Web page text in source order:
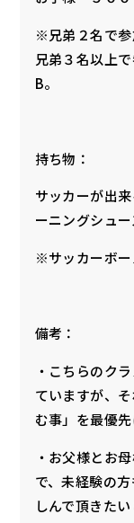
※兄弟２名で参
兄弟３名以上
B。
持ち物：
サッカーが出
ーニングシュ
※サッカーボー
備考：
・こちらのク
ていますが、
む事」を最優
・お父様とお
で、未経験の
しんで頂きたい